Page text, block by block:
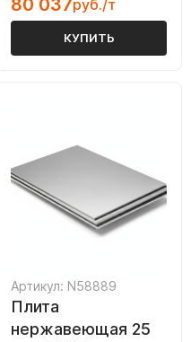
80 037руб./т
КУПИТЬ
Артикул: N58889
Плита
нержавеющая 25